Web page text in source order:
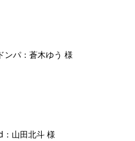
ンパ：蒼木ゆう 様
：山田北斗 様